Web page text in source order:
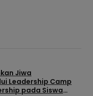
Jiwa
Leadership Camp
pada Siswa